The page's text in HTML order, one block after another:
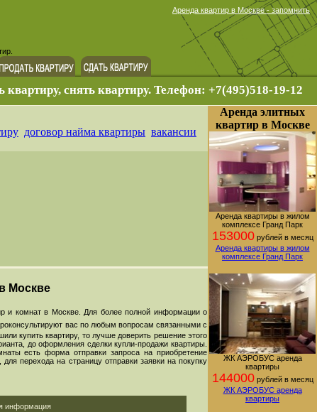
Аренда квартир в Москве - запомнить
квартиру, снять квартиру. Телефон: +7(495)518-19-12
договор найма квартиры вакансии
Москве
и комнат в Москве. Для более полной информации о
вас по любым вопросам связанными с
купить квартиру, то лучше доверить решение этого
до оформления сделки купли-продажи квартиры.
есть форма отправки запроса на приобретение
перехода на страницу отправки заявки на покупку
информация
Аренда элитных
квартир в Москве
Аренда квартиры в жилом
комплексе Гранд Парк
153000рублей в месяц
Аренда квартиры в жилом
комплексе Гранд Парк
ЖК АЭРОБУС аренда
квартиры
144000рублей в месяц
ЖК АЭРОБУС аренда
квартиры